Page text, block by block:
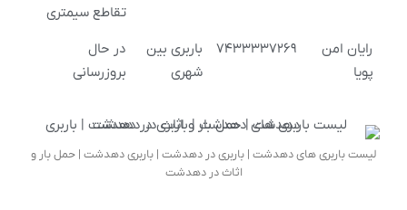
تقاطع سیمتری
رایان امن
پویا
۷۴۳۳۳۳۷۲۶۹
باربری بین
شهری
در حال
بروزرسانی
لیست باربری های دهدشت | باربری در دهدشت | باربری دهدشت | حمل بار و
اثاث در دهدشت